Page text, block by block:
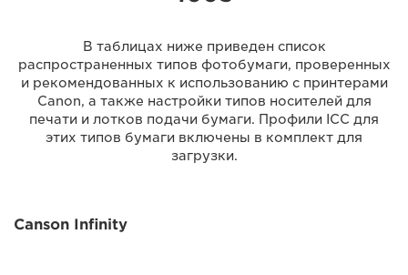
В таблицах ниже приведен список
распространенных типов фотобумаги, проверенных
и рекомендованных к использованию с принтерами
Canon, а также настройки типов носителей для
печати и лотков подачи бумаги. Профили ICC для
этих типов бумаги включены в комплект для
загрузки.
Canson Infinity